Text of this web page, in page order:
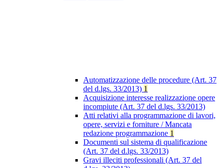
Automatizzazione delle procedure (Art. 37
del d.lgs. 33/2013) 1
Acquisizione interesse realizzazione opere
incompiute (Art. 37 del d.lgs. 33/2013)
Atti relativi alla programmazione di lavori,
opere, servizi e forniture / Mancata
redazione programmazione 1
Documenti sul sistema di qualificazione
(Art. 37 del d.lgs. 33/2013)
Gravi illeciti professionali (Art. 37 del